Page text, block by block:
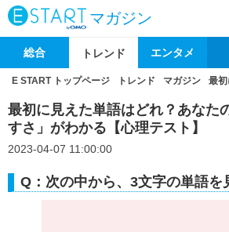
マガジン
総合 トレンド エンタメ
E START トップページ トレンド マガジン 最
最初に見えた単語はどれ？あなた
すさ」がわかる【心理テスト】
2023-04-07 11:00:00
Q：次の中から、3文字の単語を